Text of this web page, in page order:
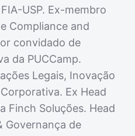
USP. Ex-membro
Compliance and
convidado de
da PUCCamp.
Legais, Inovação
Ex Head
Finch Soluções. Head
Governança de